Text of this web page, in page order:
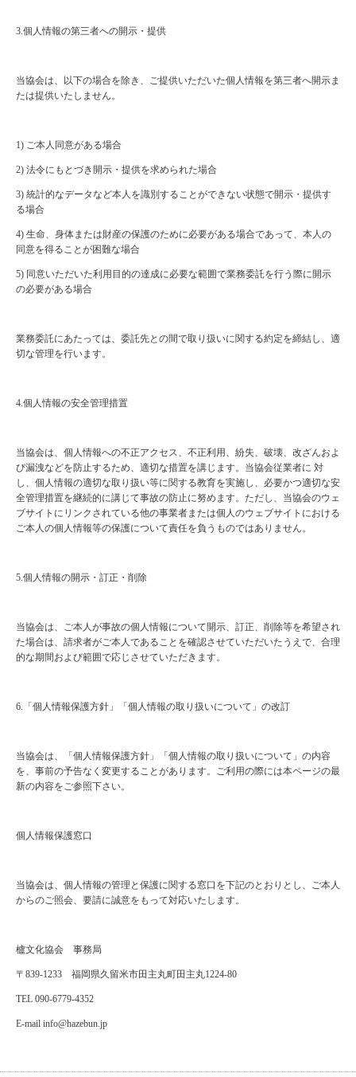
3.個人情報の第三者への開示・提供
当協会は、以下の場合を除き、ご提供いただいた個人情報を第三者へ開示ま
たは提供いたしません。
1) ご本人同意がある場合
2) 法令にもとづき開示・提供を求められた場合
3) 統計的なデータなど本人を識別することができない状態で開示・提供す
る場合
4) 生命、身体または財産の保護のために必要がある場合であって、本人の
同意を得ることが困難な場合
5) 同意いただいた利用目的の達成に必要な範囲で業務委託を行う際に開示
の必要がある場合
業務委託にあたっては、委託先との間で取り扱いに関する約定を締結し、適
切な管理を行います。
4.個人情報の安全管理措置
当協会は、個人情報への不正アクセス、不正利用、紛失、破壊、改ざんおよ
び漏洩などを防止するため、適切な措置を講じます。当協会従業者に 対
し、個人情報の適切な取り扱い等に関する教育を実施し、必要かつ適切な安
全管理措置を継続的に講じて事故の防止に努めます。ただし、当協会のウェ
ブサイトにリンクされている他の事業者または個人のウェブサイトにおける
ご本人の個人情報等の保護について責任を負うものではありません。
5.個人情報の開示・訂正・削除
当協会は、ご本人が事故の個人情報について開示、訂正、削除等を希望され
た場合は、請求者がご本人であることを確認させていただいたうえで、合理
的な期間および範囲で応じさせていただきます。
6. 「個人情報保護方針」「個人情報の取り扱いについて」の改訂
当協会は、「個人情報保護方針」「個人情報の取り扱いについて」の内容
を、事前の予告なく変更することがあります。ご利用の際には本ページの最
新の内容をご参照下さい。
個人情報保護窓口
当協会は、個人情報の管理と保護に関する窓口を下記のとおりとし、ご本人
からのご照会、要請に誠意をもって対応いたします。
櫨文化協会 事務局
〒 839-1233 福岡県久留米市田主丸町田主丸1224-80
TEL 090-6779-4352
E-mail info@hazebun.jp